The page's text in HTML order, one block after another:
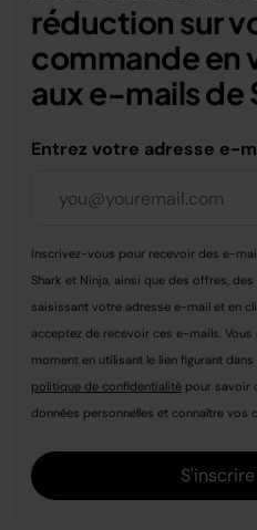
réduction sur
commande en
aux e-mails de
Entrez votre adresse e-
Inscrivez-vous pour recevoir des e-
Shark et Ninja, ainsi que des offres,
saisissant votre adresse e-mail et en
acceptez de recevoir ces e-mails.
moment en utilisant le lien figurant
politique de confidentialité pour savoir
données personnelles et connaître vos
S'inscrire